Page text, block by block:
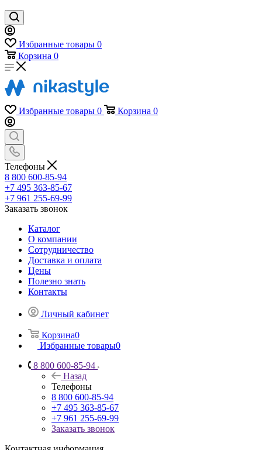
Избранные товары 0
Корзина 0
Избранные товары 0 Корзина 0
Телефоны
8 800 600-85-94
+7 495 363-85-67
+7 961 255-69-99
Заказать звонок
Каталог
О компании
Сотрудничество
Доставка и оплата
Цены
Полезно знать
Контакты
Личный кабинет
Корзина0
Избранные товары0
8 800 600-85-94
Назад
Телефоны
8 800 600-85-94
+7 495 363-85-67
+7 961 255-69-99
Заказать звонок